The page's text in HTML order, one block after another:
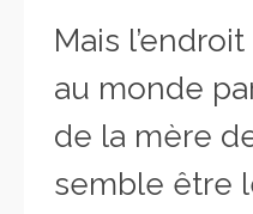
Mais
au monde
de la mère
semble être